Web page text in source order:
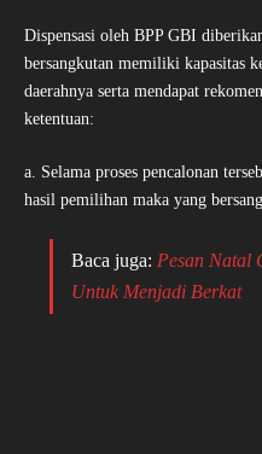
Dispensasi oleh BPP GBI
bersangkutan memiliki kapasitas
daerahnya serta mendapat
ketentuan:
a. Selama proses pencalonan
hasil pemilihan maka yang
Baca juga: Pesan Natal
Untuk Menjadi Berkat